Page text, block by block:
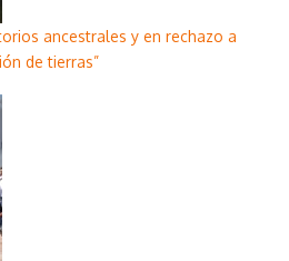
ancestrales y en rechazo a
de tierras”